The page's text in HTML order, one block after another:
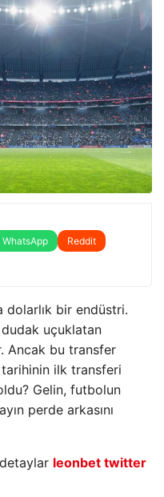
WhatsApp
Reddit
dolarlık bir endüstri.
dudak uçuklatan
Ancak bu transfer
tarihinin ilk transferi
Gelin, futbolun
perde arkasını
leonbet twitter